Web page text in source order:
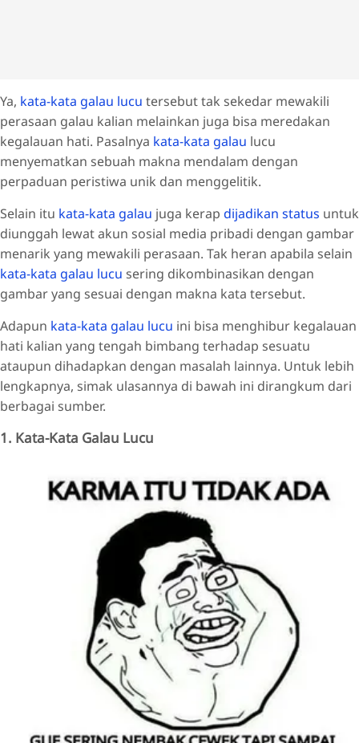
Ya, kata-kata galau lucu tersebut tak sekedar mewakili
perasaan galau kalian melainkan juga bisa meredakan
kegalauan hati. Pasalnya kata-kata galau lucu
menyematkan sebuah makna mendalam dengan
perpaduan peristiwa unik dan menggelitik.
Selain itu kata-kata galau juga kerap dijadikan status untuk
diunggah lewat akun sosial media pribadi dengan gambar
menarik yang mewakili perasaan. Tak heran apabila selain
kata-kata galau lucu sering dikombinasikan dengan
gambar yang sesuai dengan makna kata tersebut.
Adapun kata-kata galau lucu ini bisa menghibur kegalauan
hati kalian yang tengah bimbang terhadap sesuatu
ataupun dihadapkan dengan masalah lainnya. Untuk lebih
lengkapnya, simak ulasannya di bawah ini dirangkum dari
berbagai sumber.
1. Kata-Kata Galau Lucu